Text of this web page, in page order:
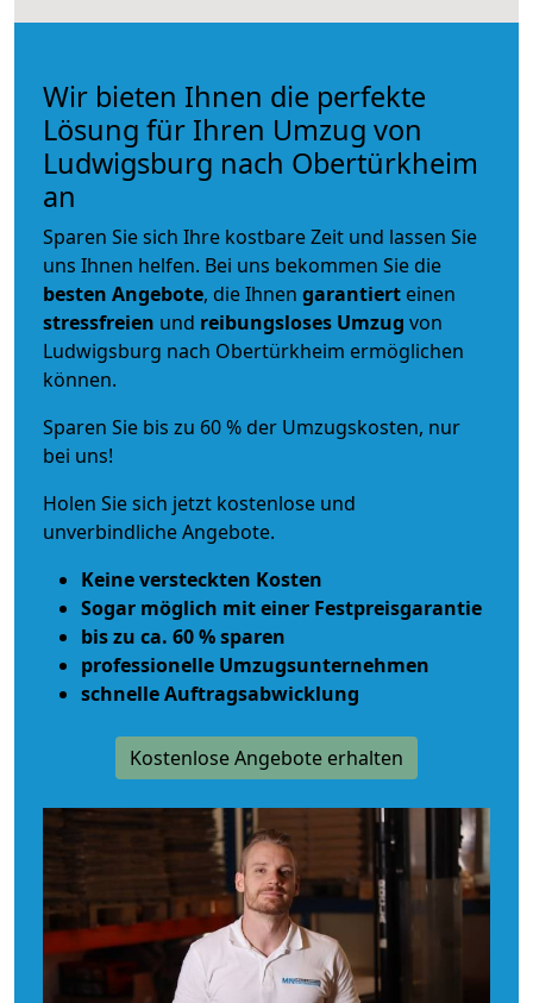
Wir bieten Ihnen die perfekte
Lösung für Ihren Umzug von
Ludwigsburg nach Obertürkheim
an
Sparen Sie sich Ihre kostbare Zeit und lassen Sie
uns Ihnen helfen. Bei uns bekommen Sie die
besten Angebote, die Ihnen garantiert einen
stressfreien und reibungsloses Umzug von
Ludwigsburg nach Obertürkheim ermöglichen
können.
Sparen Sie bis zu 60 % der Umzugskosten, nur
bei uns!
Holen Sie sich jetzt kostenlose und
unverbindliche Angebote.
Keine versteckten Kosten
Sogar möglich mit einer Festpreisgarantie
bis zu ca. 60 % sparen
professionelle Umzugsunternehmen
schnelle Auftragsabwicklung
Kostenlose Angebote erhalten